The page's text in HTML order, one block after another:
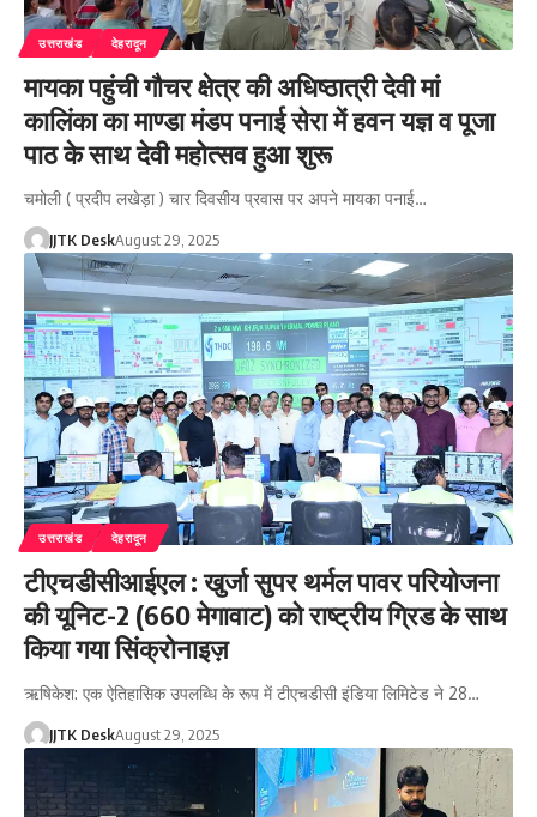
उत्तराखंड देहरादून
मायका पहुंची गौचर क्षेत्र की अधिष्ठात्री देवी मां
कालिंका का माण्डा मंडप पनाई सेरा में हवन यज्ञ व पूजा
पाठ के साथ देवी महोत्सव हुआ शुरू
चमोली ( प्रदीप लखेड़ा ) चार दिवसीय प्रवास पर अपने मायका पनाई…
JJTK DeskAugust 29, 2025
उत्तराखंड देहरादून
टीएचडीसीआईएल : खुर्जा सुपर थर्मल पावर परियोजना
की यूनिट-2 (660 मेगावाट) को राष्ट्रीय ग्रिड के साथ
किया गया सिंक्रोनाइज़
ऋषिकेश: एक ऐतिहासिक उपलब्धि के रूप में टीएचडीसी इंडिया लिमिटेड ने 28…
JJTK DeskAugust 29, 2025